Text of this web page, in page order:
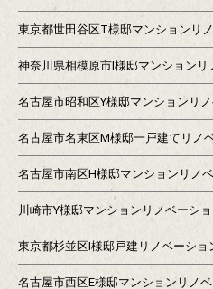
東京都世田谷区T様邸マンションリ
神奈川県相模原市I様邸マンションリ
名古屋市昭和区Y様邸マンションリ
名古屋市名東区M様邸一戸建てリノ
名古屋市南区H様邸マンションリノ
川崎市Y様邸マンションリノベーシ
東京都杉並区I様邸戸建リノベーショ
名古屋市西区E様邸マンションリノ